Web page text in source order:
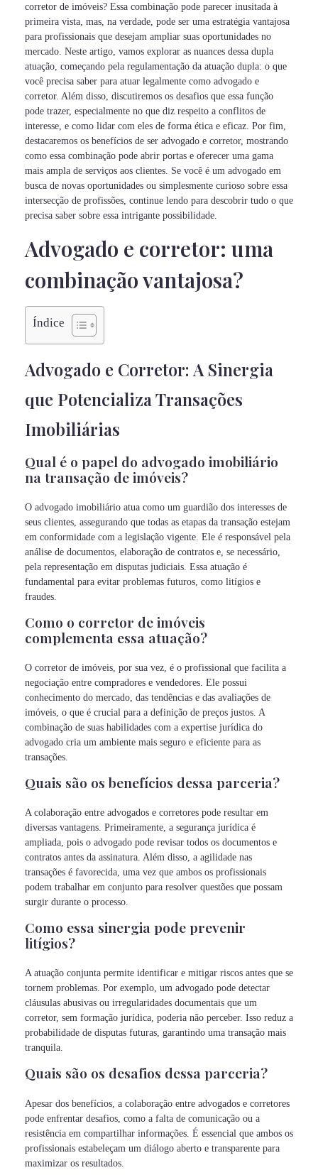
corretor de imóveis? Essa combinação pode parecer inusitada à
primeira vista, mas, na verdade, pode ser uma estratégia vantajosa
para profissionais que desejam ampliar suas oportunidades no
mercado. Neste artigo, vamos explorar as nuances dessa dupla
atuação, começando pela regulamentação da atuação dupla: o que
você precisa saber para atuar legalmente como advogado e
corretor. Além disso, discutiremos os desafios que essa função
pode trazer, especialmente no que diz respeito a conflitos de
interesse, e como lidar com eles de forma ética e eficaz. Por fim,
destacaremos os benefícios de ser advogado e corretor, mostrando
como essa combinação pode abrir portas e oferecer uma gama
mais ampla de serviços aos clientes. Se você é um advogado em
busca de novas oportunidades ou simplesmente curioso sobre essa
intersecção de profissões, continue lendo para descobrir tudo o que
precisa saber sobre essa intrigante possibilidade.
Advogado e corretor: uma
combinação vantajosa?
Índice
Advogado e Corretor: A Sinergia
que Potencializa Transações
Imobiliárias
Qual é o papel do advogado imobiliário
na transação de imóveis?
O advogado imobiliário atua como um guardião dos interesses de
seus clientes, assegurando que todas as etapas da transação estejam
em conformidade com a legislação vigente. Ele é responsável pela
análise de documentos, elaboração de contratos e, se necessário,
pela representação em disputas judiciais. Essa atuação é
fundamental para evitar problemas futuros, como litígios e
fraudes.
Como o corretor de imóveis
complementa essa atuação?
O corretor de imóveis, por sua vez, é o profissional que facilita a
negociação entre compradores e vendedores. Ele possui
conhecimento do mercado, das tendências e das avaliações de
imóveis, o que é crucial para a definição de preços justos. A
combinação de suas habilidades com a expertise jurídica do
advogado cria um ambiente mais seguro e eficiente para as
transações.
Quais são os benefícios dessa parceria?
A colaboração entre advogados e corretores pode resultar em
diversas vantagens. Primeiramente, a segurança jurídica é
ampliada, pois o advogado pode revisar todos os documentos e
contratos antes da assinatura. Além disso, a agilidade nas
transações é favorecida, uma vez que ambos os profissionais
podem trabalhar em conjunto para resolver questões que possam
surgir durante o processo.
Como essa sinergia pode prevenir
litígios?
A atuação conjunta permite identificar e mitigar riscos antes que se
tornem problemas. Por exemplo, um advogado pode detectar
cláusulas abusivas ou irregularidades documentais que um
corretor, sem formação jurídica, poderia não perceber. Isso reduz a
probabilidade de disputas futuras, garantindo uma transação mais
tranquila.
Quais são os desafios dessa parceria?
Apesar dos benefícios, a colaboração entre advogados e corretores
pode enfrentar desafios, como a falta de comunicação ou a
resistência em compartilhar informações. É essencial que ambos os
profissionais estabeleçam um diálogo aberto e transparente para
maximizar os resultados.